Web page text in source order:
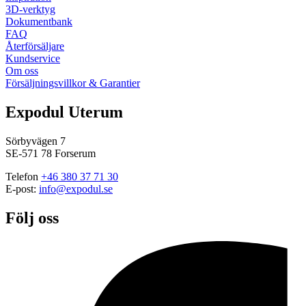
3D-verktyg
Dokumentbank
FAQ
Återförsäljare
Kundservice
Om oss
Försäljningsvillkor & Garantier
Expodul Uterum
Sörbyvägen 7
SE-571 78 Forserum
Telefon +46 380 37 71 30
E-post: info@expodul.se
Följ oss